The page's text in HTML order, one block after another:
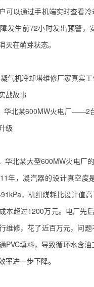
可以通过手机端实时查看冷
发生前72小时发出预警，
灭在萌芽状态。
气机冷却塔维修厂家‌真实
战故事
华北某600MW火电厂——2
级
华北某大型600MW火电厂
年，凝汽器的设计真空度
，机组煤耗比设计值
本超过1200万元。电厂先
维修，花了近百万元，问
PVC填料，导致循环水含
率进一步下降。